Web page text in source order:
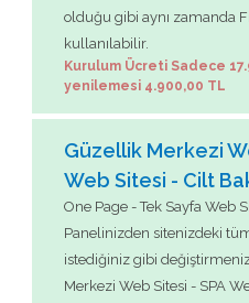
olduğu gibi aynı zamanda
kullanılabilir.
Kurulum Ücreti Sadece
yenilemesi 4.900,00 TL
Güzellik Merkezi
Web Sitesi - Cilt
One Page - Tek Sayfa Web
Panelinizden sitenizdeki
istediğiniz gibi
Merkezi Web Sitesi - SPA